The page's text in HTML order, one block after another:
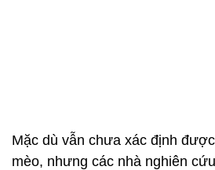
Mặc dù vẫn chưa xác định
mèo, nhưng các nhà nghiên